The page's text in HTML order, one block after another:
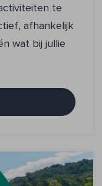
te
afhankelijk
wat bij jullie